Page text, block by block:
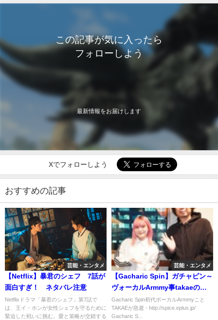
この記事が気に入ったら
フォローしよう
最新情報をお届けします
Xでフォローしよう
おすすめの記事
芸能・エンタメ
【Netflix】暴君のシェフ 7話が
面白すぎ！ ネタバレ注意
Netflixドラマ「暴君のシェフ」第7話で
は、王イ・ホンが女性シェフを守るために
緊迫した戦いに挑む。愛と策略が交錯する
芸能・エンタメ
【Gacharic Spin】ガチャピン～
ヴォーカルArmmy事takaeの急
死～アンジェリーナ1/3
Gacharic Spin初代ボーカルArmmyこと
TAKAEが急逝 - http://spice.eplus.jp/
Gacharic S...